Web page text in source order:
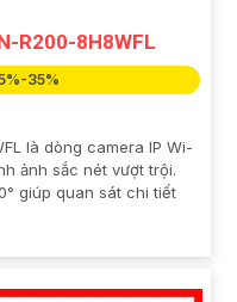
R200-8H8WFL
35%
là dòng camera IP Wi-
ảnh sắc nét vượt trội.
giúp quan sát chi tiết